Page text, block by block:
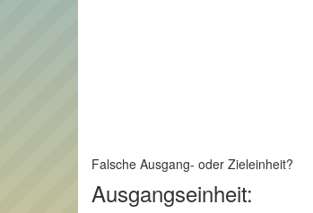
Falsche Ausgang- oder Zieleinheit?
Ausgangseinheit: